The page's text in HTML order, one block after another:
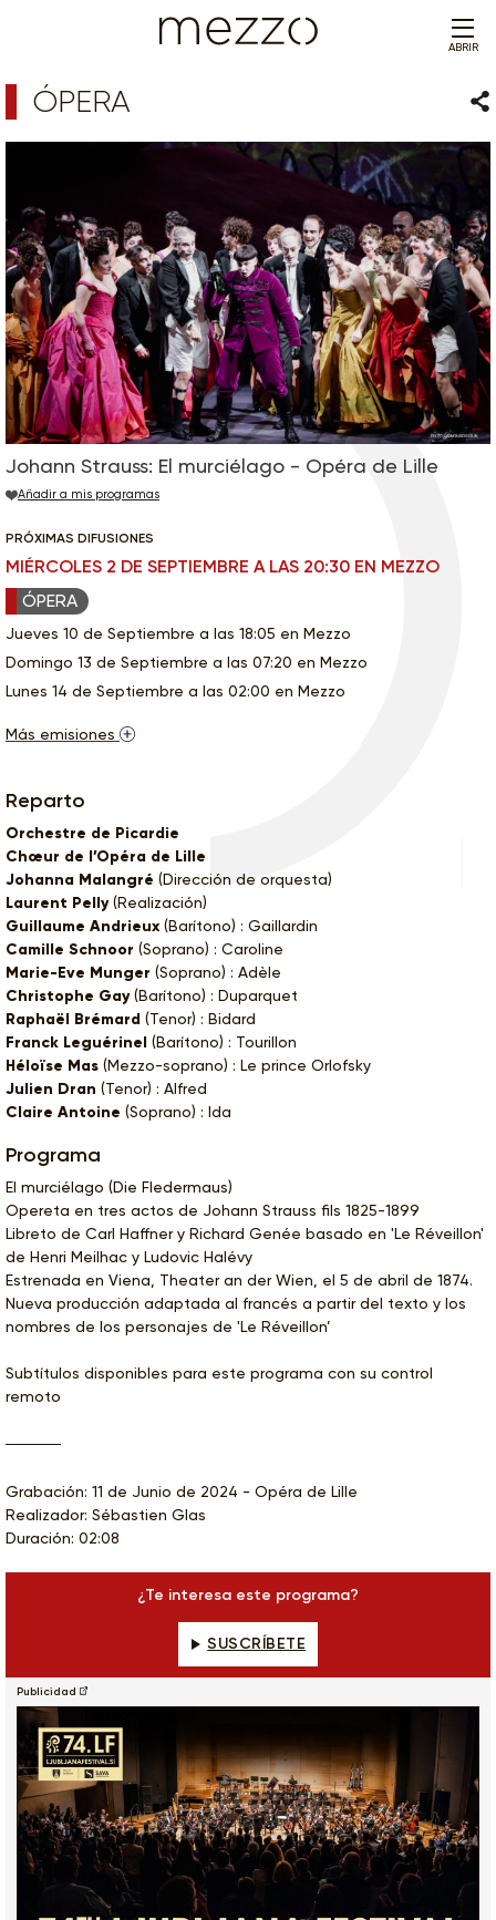
ABRIR
ÓPERA
Johann Strauss: El murciélago - Opéra de Lille
Añadir a mis programas
PRÓXIMAS DIFUSIONES
MIÉRCOLES 2 DE SEPTIEMBRE A LAS 20:30 EN MEZZO
ÓPERA
Jueves 10 de Septiembre a las 18:05 en Mezzo
Domingo 13 de Septiembre a las 07:20 en Mezzo
Lunes 14 de Septiembre a las 02:00 en Mezzo
Más emisiones
Reparto
Orchestre de Picardie
Chœur de l’Opéra de Lille
Johanna Malangré (Dirección de orquesta)
Laurent Pelly(Realización)
Guillaume Andrieux (Barítono) : Gaillardin
Camille Schnoor (Soprano) : Caroline
Marie-Eve Munger (Soprano) : Adèle
Christophe Gay(Barítono) : Duparquet
Raphaël Brémard (Tenor) : Bidard
Franck Leguérinel (Barítono) : Tourillon
Héloïse Mas (Mezzo-soprano) : Le prince Orlofsky
Julien Dran (Tenor) : Alfred
Claire Antoine (Soprano) : Ida
Programa
El murciélago (Die Fledermaus)
Opereta en tres actos de Johann Strauss fils 1825-1899
Libreto de Carl Haffner y Richard Genée basado en 'Le Réveillon'
de Henri Meilhac y Ludovic Halévy
Estrenada en Viena, Theater an der Wien, el 5 de abril de 1874.
Nueva producción adaptada al francés a partir del texto y los
nombres de los personajes de 'Le Réveillon’
Subtítulos disponibles para este programa con su control
remoto
Grabación: 11 de Junio de 2024 - Opéra de Lille
Realizador: Sébastien Glas
Duración: 02:08
¿Te interesa este programa?
SUSCRÍBETE
Publicidad